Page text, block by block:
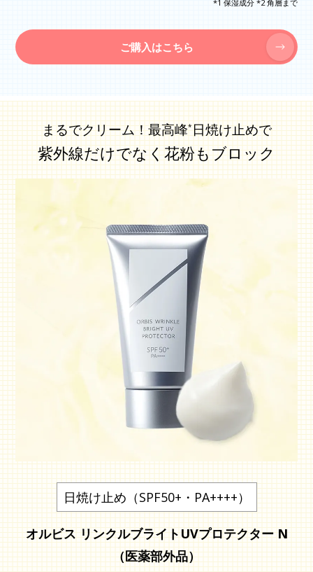
*1 保湿成分 *2 角層まで
ご購入はこちら
まるでクリーム！最高峰*日焼け止めで
紫外線だけでなく花粉もブロック
日焼け止め（SPF50+・PA++++）
オルビス リンクルブライトUVプロテクター N
（医薬部外品）